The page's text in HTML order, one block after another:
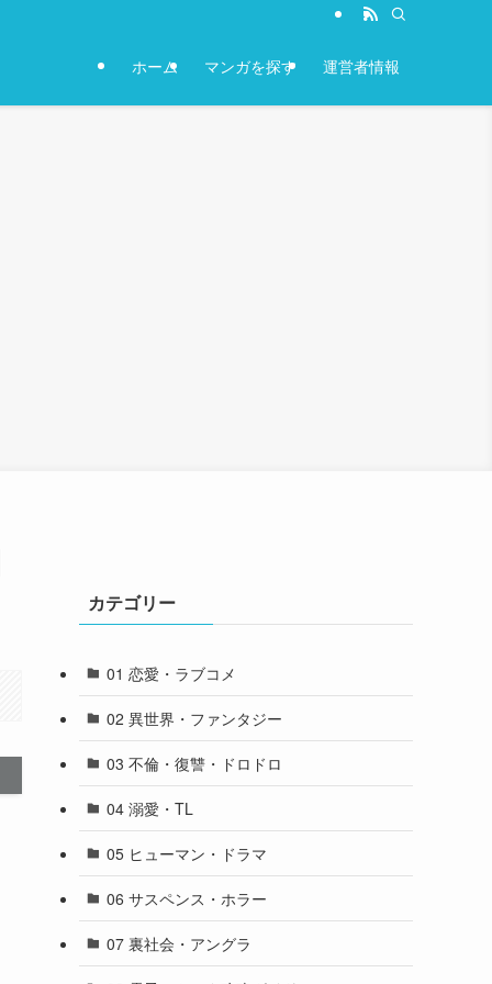
ホーム マンガを探す 運営者情報
カテゴリー
01 恋愛・ラブコメ
02 異世界・ファンタジー
03 不倫・復讐・ドロドロ
04 溺愛・TL
05 ヒューマン・ドラマ
06 サスペンス・ホラー
07 裏社会・アングラ